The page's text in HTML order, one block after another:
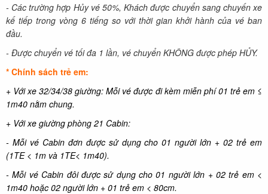
- Các trường hợp Hủy vé 50%, Khách được chuyển sang chuyến xe
kế tiếp trong vòng 6 tiếng so với thời gian khởi hành của vé ban
đầu.
- Được chuyển vé tối đa 1 lần, vé chuyển KHÔNG được phép HỦY.
* Chính sách trẻ em:
+ Với xe 32/34/38 giường:Mỗi vé được đi kèm miễn phí 01 trẻ em ≤
1m40 nằm chung.
+ Với xe giường phòng 21 Cabin:
- Mỗi vé Cabin đơn được sử dụng cho 01 người lớn + 02 trẻ em
(1TE < 1m và 1TE< 1m40).
- Mỗi vé Cabin đôi được sử dụng cho 01 người lớn + 02 trẻ em <
1m40 hoặc 02 người lớn + 01 trẻ em < 80cm.